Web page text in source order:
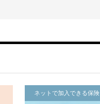
ネットで加入できる保険